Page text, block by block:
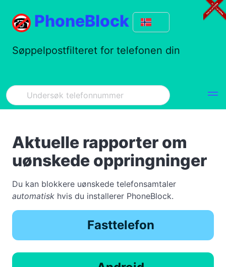
PhoneBlock
Søppelpostfilteret for telefonen din
Aktuelle rapporter om
uønskede oppringninger
Du kan blokkere uønskede telefonsamtaler
automatisk hvis du installerer PhoneBlock.
Fasttelefon